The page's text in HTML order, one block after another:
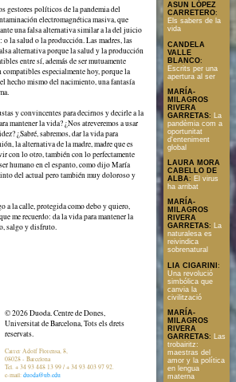
gestores políticos de la pandemia del
electromagnética masiva, que
una falsa alternativa similar a la del juicio
la salud o la producción. Las madres, las
alternativa porque la salud y la producción
entre sí, además de ser mutuamente
especialmente hoy, porque la
hecho mismo del nacimiento, una fantasía
y convincentes para decirnos y decirle a la
mantener la vida? ¿Nos atreveremos a usar
¿Sabré, sabremos, dar la vida para
la alternativa de la madre, madre que es
con lo otro, también con lo perfectamente
humano en el espanto, como dijo María
del actual pero también muy doloroso y
a la calle, protegida como debo y quiero,
me recuerdo: da la vida para mantener la
salgo y disfruto.
© 2026 Duoda. Centre de Dones,
Universitat de Barcelona, Tots els drets
reservats.
Carrer Adolf Florensa, 8,
08028 - Barcelona
Tel. + 34 93 448 13 99 / + 34 93 403 97 92.
e-mail:duoda@ub.edu
ASUN LÓPEZ
CARRETERO:
Els sabers de la
vida
CANDELA
VALLE
BLANCO:
Escrits per una
apertura al ser
MARÍA-
MILAGROS
RIVERA
GARRETAS:
La
pandèmia com a
oportunitat
d'enteniment
global
LAURA MORA
CABELLO DE
ALBA: El virus
ha arribat
MARÍA-
MILAGROS
RIVERA
GARRETAS: La
naturalesa es
reivindica
sobrenatural
LIA CIGARINI :
Una revolució
simbólica que
canvia la
civilització
MARÍA-
MILAGROS
RIVERA
GARRETAS: Las
trobairitz:
maestras del
amor y la política
en lengua
materna